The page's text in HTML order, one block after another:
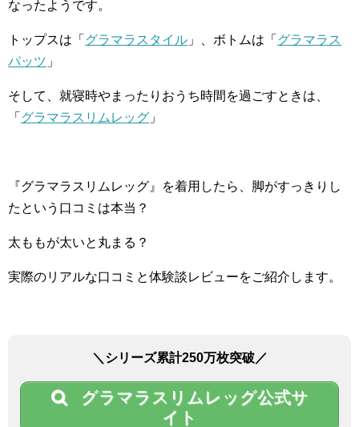
なったようです。
トップスは「 グラマラスタイル 」、ボトムは「 グラマラス
パッツ 」
そして、就寝時やまったりおうち時間を過ごすときは、
「 グラマラスリムレッグ 」
『グラマラスリムレッグ』を着用したら、脚がすっきりし
たという口コミは本当？
太ももが太いと丸まる？
実際のリアルな口コミと体験談レビューをご紹介します。
＼シリーズ累計250万枚突破／
グラマラスリムレッグ公式サ
イト